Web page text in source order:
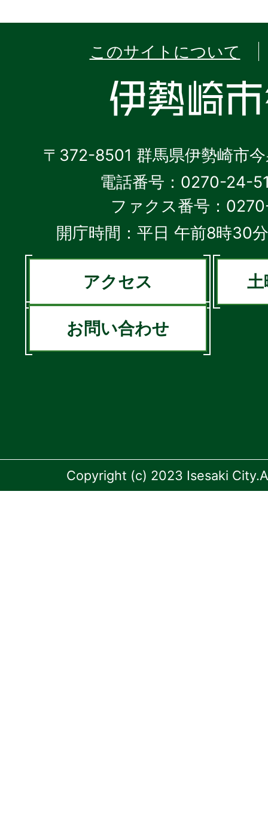
このサイトについて
〒372-8501 群馬県伊勢崎市
電話番号：0270-24-
ファクス番号：
開庁時間：平日 午前8時30
アクセス 土
お問い合わせ
Copyright (c) 2023 Isesaki